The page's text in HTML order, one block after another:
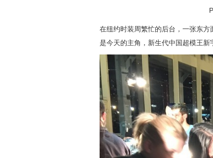
在纽约时装周繁忙的后台， 一张东方
是今天的主角，新生代中国超模王新